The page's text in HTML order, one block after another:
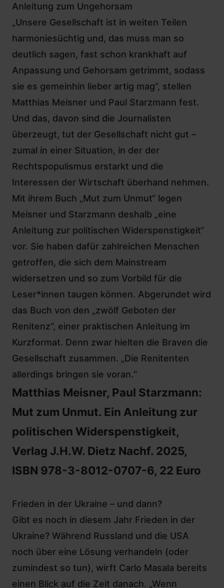
Anleitung zum Ungehorsam
„Unsere Gesellschaft ist in weiten Teilen
harmoniesüchtig und, das muss man so
deutlich sagen, fast schon krankhaft auf
Anpassung und Gehorsam getrimmt, sodass
sie es gemeinhin lieber artig mag“, stellen
Matthias Meisner und Paul Starzmann fest.
Und das, davon sind die Journalisten
überzeugt, tut der Gesellschaft nicht gut –
zumal in einer Situation, in der der
Rechtspopulismus erstarkt und die
Interessen der Wirtschaft überhand nehmen.
Mit ihrem Buch „Mut zum Unmut“ legen
Meisner und Starzmann deshalb „eine
Anleitung zur politischen Widerspenstigkeit“
vor. Sie haben dafür zahlreichen Menschen
getroffen, die sich dem Mainstream
widersetzen und so zum Vorbild für die
Leser*innen taugen können. Abgerundet wird
das Buch von den „zwölf Geboten der
Renitenz“, einer praktischen Anleitung im
Kurzformat. Denn zwar hielten die Braven die
Gesellschaft zusammen. „Die Renitenten
allerdings bringen sie voran.“
Matthias Meisner, Paul Starzmann:
Mut zum Unmut. Ein Anleitung zur
politischen Widerspenstigkeit,
Verlag J.H.W. Dietz Nachf. 2025,
ISBN 978-3-8012-0707-6, 22 Euro
Frieden in der Ukraine – und dann?
Gibt es noch in diesem Jahr Frieden in der
Ukraine? Während Russland und die USA
noch über eine Lösung verhandeln (oder
zumindest so tun), wirft Carlo Masala bereits
einen Blick auf die Zeit danach. „Wenn